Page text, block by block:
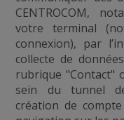
CENTROCOM,
votre terminal
connexion), par
collecte de
rubrique "Contact"
sein du tunnel
création de